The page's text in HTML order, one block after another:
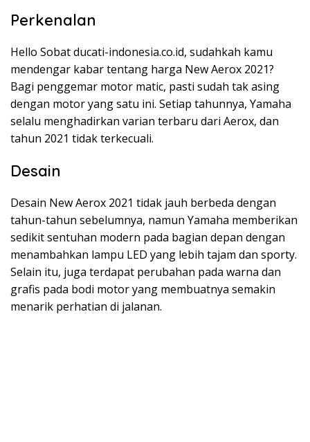
Perkenalan
Hello Sobat ducati-indonesia.co.id, sudahkah kamu
mendengar kabar tentang harga New Aerox 2021?
Bagi penggemar motor matic, pasti sudah tak asing
dengan motor yang satu ini. Setiap tahunnya, Yamaha
selalu menghadirkan varian terbaru dari Aerox, dan
tahun 2021 tidak terkecuali.
Desain
Desain New Aerox 2021 tidak jauh berbeda dengan
tahun-tahun sebelumnya, namun Yamaha memberikan
sedikit sentuhan modern pada bagian depan dengan
menambahkan lampu LED yang lebih tajam dan sporty.
Selain itu, juga terdapat perubahan pada warna dan
grafis pada bodi motor yang membuatnya semakin
menarik perhatian di jalanan.